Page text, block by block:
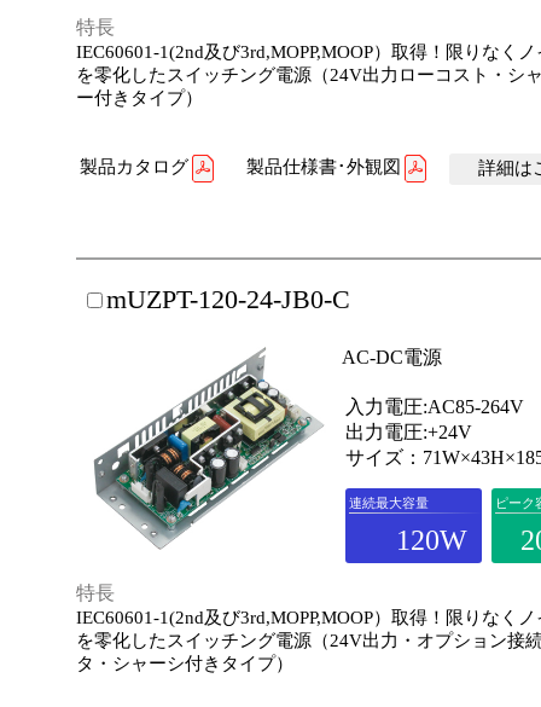
特長
IEC60601-1(2nd及び3rd,MOPP,MOOP）取得！限りなく
を零化したスイッチング電源（24V出力ローコスト・シ
ー付きタイプ）
製品カタログ 製品仕様書･外観図 詳細は
mUZPT-120-24-JB0-C
AC-DC電源
入力電圧:AC85-264V
出力電圧:+24V
サイズ：
連続最大容量
120W
ピーク
特長
IEC60601-1(2nd及び3rd,MOPP,MOOP）取得！限りなく
を零化したスイッチング電源（24V出力・オプション接
タ・シャーシ付きタイプ）